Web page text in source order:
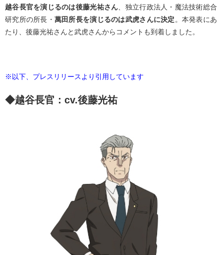
越谷長官を演じるのは後藤光祐さん 、独立行政法人・魔法技術総合
研究所の所長・ 萬田所長を演じるのは武虎さんに決定 。本発表にあ
たり、後藤光祐さんと武虎さんからコメントも到着しました。
※以下、プレスリリースより引用しています
◆越谷長官：cv.後藤光祐